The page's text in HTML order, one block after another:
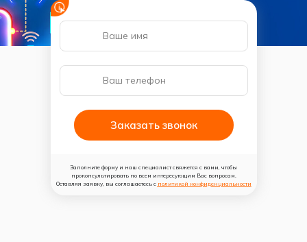
Заказать звонок
Заполните форму и наш специалист свяжется с вами, чтобы
проконсультировать по всем интересующим Вас вопросам.
Оставляя заявку, вы соглашаетесь с политикой конфиденциальности